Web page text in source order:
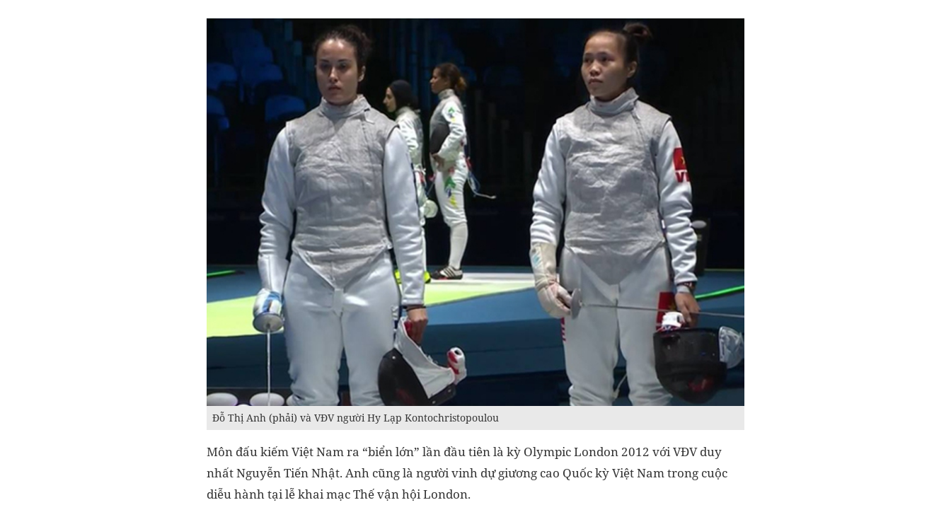
Đỗ Thị Anh (phải) và VĐV người Hy Lạp Kontochristopoulou
Môn đấu kiếm Việt Nam ra “biển lớn” lần đầu tiên là kỳ Olympic London 2012 với VĐV duy
nhất Nguyễn Tiến Nhật. Anh cũng là người vinh dự giương cao Quốc kỳ Việt Nam trong cuộc
diễu hành tại lễ khai mạc Thế vận hội London.